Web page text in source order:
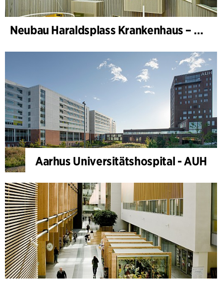
Neubau Haraldsplass Krankenhaus – Bettenstation
Aarhus Universitätshospital - AUH